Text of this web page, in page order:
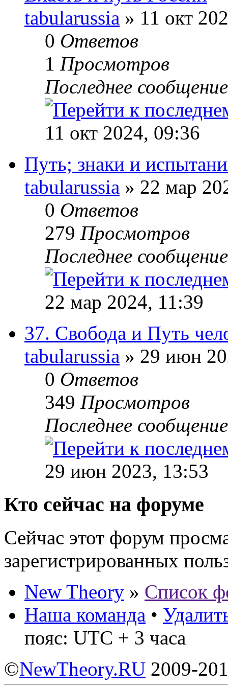
tabularussia » 11 окт
0 Ответов
1 Просмотров
Последнее
11 окт 2024, 09:36
Путь; знаки и
tabularussia » 22 мар
0 Ответов
279 Просмотров
Последнее
22 мар 2024, 11:39
37. Свобода и Путь
tabularussia » 29 июн
0 Ответов
349 Просмотров
Последнее
29 июн 2023, 13:53
Кто сейчас на форуме
Сейчас этот форум
зарегистрированных
New Theory » Список
Наша команда •
пояс: UTC + 3 часа
©NewTheory.RU 2009-